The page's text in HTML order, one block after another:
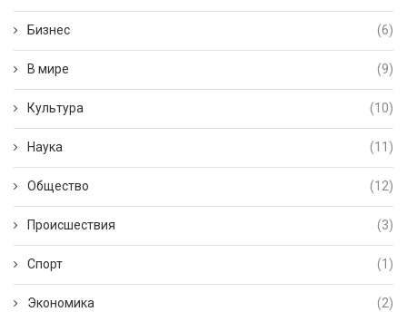
Бизнес (6)
В мире (9)
Культура (10)
Наука (11)
Общество (12)
Происшествия (3)
Спорт (1)
Экономика (2)